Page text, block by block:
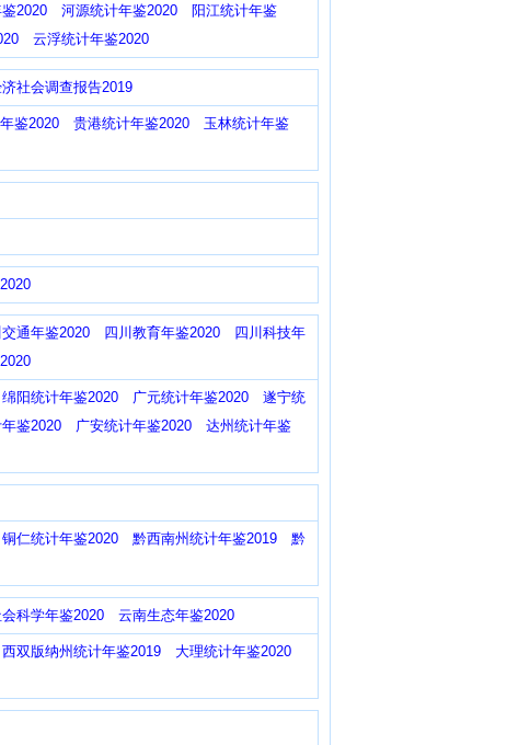
2020 河源统计年鉴2020
阳江统计年鉴
云浮统计年鉴2020
社会调查报告2019
鉴2020 贵港统计年鉴2020
玉林统计年鉴
通年鉴2020 四川教育年鉴2020
四川科技年
绵阳统计年鉴2020 广元统计年鉴2020
遂宁统
鉴2020 广安统计年鉴2020
达州统计年鉴
铜仁统计年鉴2020 黔西南州统计年鉴2019
黔
科学年鉴2020 云南生态年鉴2020
西双版纳州统计年鉴2019
大理统计年鉴2020